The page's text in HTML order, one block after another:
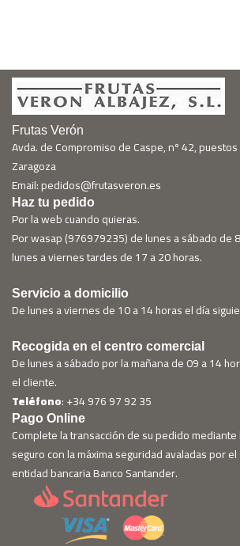
Frutas Verón
Avda. de Compromiso de Caspe, nº 42,
Zaragoza
Email: pedidos@frutasveron.es
Haz tu pedido
Por la web cuando quieras.
Por wasap (976979235) de lunes a sábado de
lunes a viernes tardes de 17 a 20 horas.
Servicio a domicilio
De lunes a viernes de 10 a 14 horas el día
Recogida en el centro comercial
De lunes a sábado por la mañana de 09 a 14
el cliente.
Teléfono: +34 976 97 92 35
Pago Online
Complete la transacción de su pedido
seguro con la máxima seguridad avaladas por
entidad bancaria Banco Santander.